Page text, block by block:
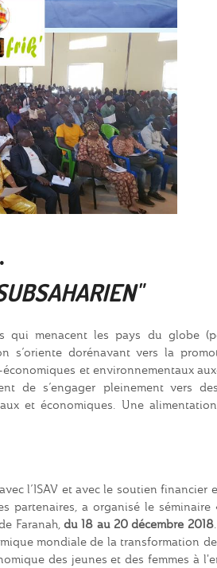
qui menacent les pays du globe
s’oriente dorénavant vers la
et environnementaux
de s’engager pleinement vers
et économiques. Une
l’ISAV et avec le soutien
partenaires, a organisé le séminaire
Faranah, du 18 au 20 décembre 2018
mondiale de la transformation
des jeunes et des femmes à